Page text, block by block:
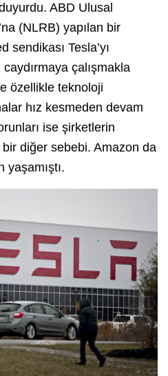
ABD Ulusal
(NLRB) yapılan bir
sendikası Tesla’yı
çalışmakla
özellikle teknoloji
hız kesmeden devam
ise şirketlerin
bir diğer sebebi. Amazon da